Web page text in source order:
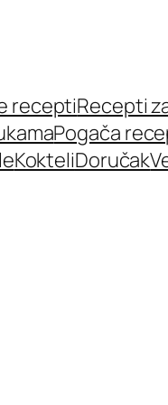
receptiRecepti
Pogača
KokteliDoručak